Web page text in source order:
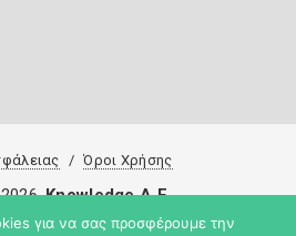
Όροι Χρήσης
Knowledge A.E.
για να σας προσφέρουμε την